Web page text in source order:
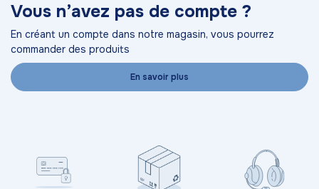
Vous n’avez pas de compte ?
En créant un compte dans notre magasin, vous pourrez
commander des produits
En savoir plus